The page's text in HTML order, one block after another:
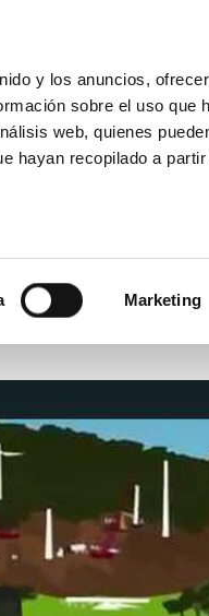
y los anuncios,
sobre el uso que
web, quienes
hayan recopilado a
Marketing
para